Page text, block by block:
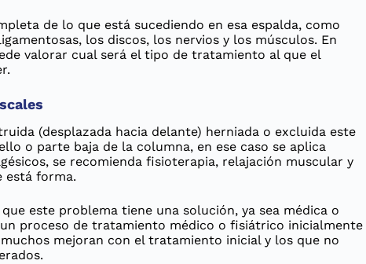
de lo que está sucediendo en esa espalda, como
los discos, los nervios y los músculos. En
valorar cual será el tipo de tratamiento al que el
(desplazada hacia delante) herniada o excluida este
o parte baja de la columna, en ese caso se aplica
se recomienda fisioterapia, relajación muscular y
está forma.
este problema tiene una solución, ya sea médica o
proceso de tratamiento médico o fisiátrico inicialmente
mejoran con el tratamiento inicial y los que no